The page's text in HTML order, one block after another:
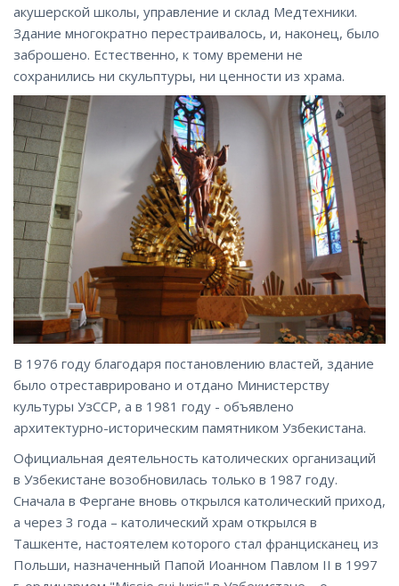
акушерской школы, управление и склад Медтехники.
Здание многократно перестраивалось, и, наконец, было
заброшено. Естественно, к тому времени не
сохранились ни скульптуры, ни ценности из храма.
В 1976 году благодаря постановлению властей, здание
было отреставрировано и отдано Министерству
культуры УзCCР, а в 1981 году - объявлено
архитектурно-историческим памятником Узбекистана.
Официальная деятельность католических организаций
в Узбекистане возобновилась только в 1987 году.
Сначала в Фергане вновь открылся католический приход,
а через 3 года – католический храм открылся в
Ташкенте, настоятелем которого стал францисканец из
Польши, назначенный Папой Иоанном Павлом II в 1997